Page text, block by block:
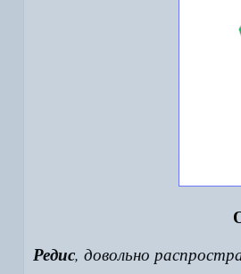
Редис, довольно